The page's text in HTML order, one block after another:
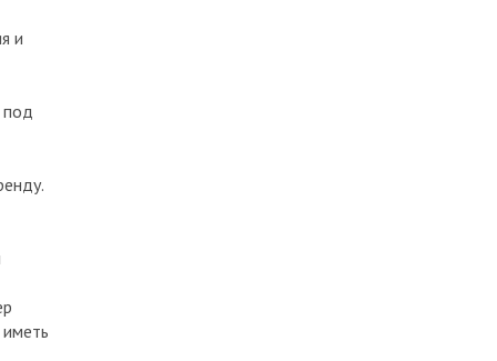
и
под